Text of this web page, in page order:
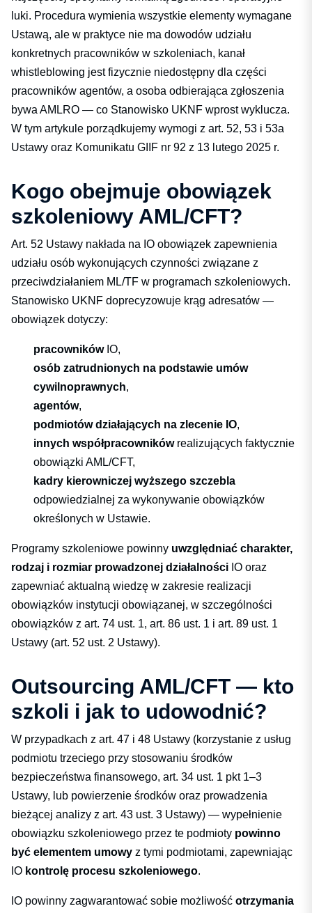
luki. Procedura wymienia wszystkie elementy wymagane
Ustawą, ale w praktyce nie ma dowodów udziału
konkretnych pracowników w szkoleniach, kanał
whistleblowing jest fizycznie niedostępny dla części
pracowników agentów, a osoba odbierająca zgłoszenia
bywa AMLRO — co Stanowisko UKNF wprost wyklucza.
W tym artykule porządkujemy wymogi z art. 52, 53 i 53a
Ustawy oraz Komunikatu GIIF nr 92 z 13 lutego 2025 r.
Kogo obejmuje obowiązek
szkoleniowy AML/CFT?
Art. 52 Ustawy nakłada na IO obowiązek zapewnienia
udziału osób wykonujących czynności związane z
przeciwdziałaniem ML/TF w programach szkoleniowych.
Stanowisko UKNF doprecyzowuje krąg adresatów —
obowiązek dotyczy:
pracownikówIO,
osób zatrudnionych na podstawie umów
cywilnoprawnych,
agentów,
podmiotów działających na zlecenie IO,
innych współpracownikówrealizujących faktycznie
obowiązki AML/CFT,
kadry kierowniczej wyższego szczebla
odpowiedzialnej za wykonywanie obowiązków
określonych w Ustawie.
Programy szkoleniowe powinny uwzględniać charakter,
rodzaj i rozmiar prowadzonej działalności IO oraz
zapewniać aktualną wiedzę w zakresie realizacji
obowiązków instytucji obowiązanej, w szczególności
obowiązków z art. 74 ust. 1, art. 86 ust. 1 i art. 89 ust. 1
Ustawy (art. 52 ust. 2 Ustawy).
Outsourcing AML/CFT — kto
szkoli i jak to udowodnić?
W przypadkach z art. 47 i 48 Ustawy (korzystanie z usług
podmiotu trzeciego przy stosowaniu środków
bezpieczeństwa finansowego, art. 34 ust. 1 pkt 1–3
Ustawy, lub powierzenie środków oraz prowadzenia
bieżącej analizy z art. 43 ust. 3 Ustawy) — wypełnienie
obowiązku szkoleniowego przez te podmioty powinno
być elementem umowy z tymi podmiotami, zapewniając
IO kontrolę procesu szkoleniowego.
IO powinny zagwarantować sobie możliwość otrzymania